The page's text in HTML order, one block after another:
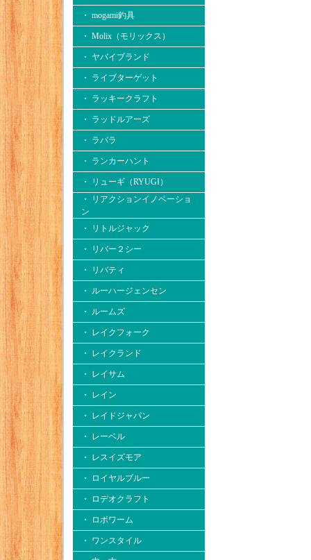
・ mogami釣具
・ Molix（モリックス）
・ ヤバイブランド
・ ライブターゲット
・ ラッキークラフト
・ ラッドルアーズ
・ ラパラ
・ ランカーハント
・ リューギ（RYUGI）
・ リアクションイノベーショ
ン
・ リトルジャック
・ リバー２シー
・ リバティ
・ ルーハージェンセン
・ ルームズ
・ レイクフォーク
・ レイクランド
・ レイサム
・ レイン
・ レイドジャパン
・ レーベル
・ レスイズモア
・ ロイヤルブルー
・ ロデオクラフト
・ ロボワーム
・ ワンスタイル